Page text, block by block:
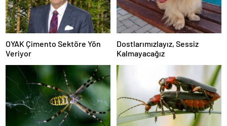
OYAK Çimento Sektöre Yön
Veriyor
Dostlarımızlayız, Sessiz
Kalmayacağız